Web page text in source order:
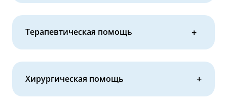
Терапевтическая помощь
Хирургическая помощь